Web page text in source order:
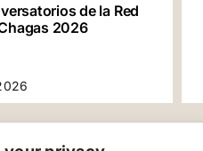
de la Red
2026